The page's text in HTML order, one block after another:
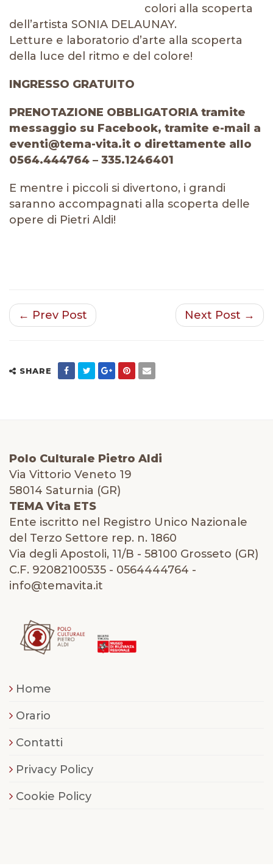
colori alla scoperta
dell’artista SONIA DELAUNAY.
Letture e laboratorio d’arte alla scoperta
della luce del ritmo e del colore!
INGRESSO GRATUITO
PRENOTAZIONE OBBLIGATORIA tramite
messaggio su Facebook, tramite e-mail a
eventi@tema-vita.it o direttamente allo
0564.444764 – 335.1246401
E mentre i piccoli si divertono, i grandi
saranno accompagnati alla scoperta delle
opere di Pietri Aldi!
← Prev Post Next Post →
SHARE
Polo Culturale Pietro Aldi
Via Vittorio Veneto 19
58014 Saturnia (GR)
TEMA Vita ETS
Ente iscritto nel Registro Unico Nazionale
del Terzo Settore rep. n. 1860
Via degli Apostoli, 11/B - 58100 Grosseto (GR)
C.F. 92082100535 - 0564444764 -
info@temavita.it
Home
Orario
Contatti
Privacy Policy
Cookie Policy